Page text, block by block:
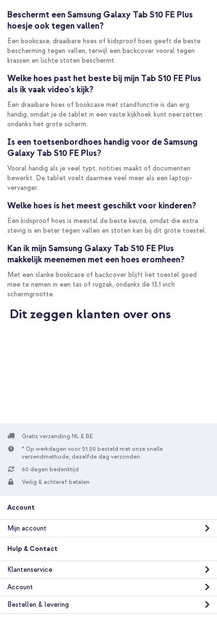
Beschermt een Samsung Galaxy Tab S10 FE Plus
hoesje ook tegen vallen?
Een bookcase, draaibare hoes of kidsproof hoes geeft de beste
bescherming tegen vallen, terwijl een backcover vooral tegen
krassen en lichte stoten beschermt.
Welke hoes past het beste bij mijn Tab S10 FE Plus
als ik vaak video's kijk?
Een draaibare hoes of bookcase met standfunctie is dan erg
handig, omdat je de tablet in een vaste kijkhoek kunt neerzetten
ondanks het grote scherm.
Is een toetsenbordhoes handig voor de Samsung
Galaxy Tab S10 FE Plus?
Vooral handig als je veel typt, notities maakt of documenten
bewerkt. De tablet voelt daarmee veel meer als een laptop-
vervanger.
Welke hoes is het meest geschikt voor kinderen?
Een kidsproof hoes is meestal de beste keuze, omdat die extra
stevig is en beter tegen vallen en stoten kan bij dit grote toestel.
Kan ik mijn Samsung Galaxy Tab S10 FE Plus
makkelijk meenemen met een hoes eromheen?
Met een slanke bookcase of backcover blijft het toestel goed
mee te nemen in een tas of rugzak, ondanks de 13,1 inch
schermgrootte.
Dit zeggen klanten over ons
Gratis verzending NL & BE
* Op werkdagen voor 21:00 besteld met onze snelle
verzendmethode, dezelfde dag verzonden.
60 dagen bedenktijd
Veilig & achteraf betalen
Account
Mijn account
Hulp & Contact
Klantenservice
Account
Bestellen & levering